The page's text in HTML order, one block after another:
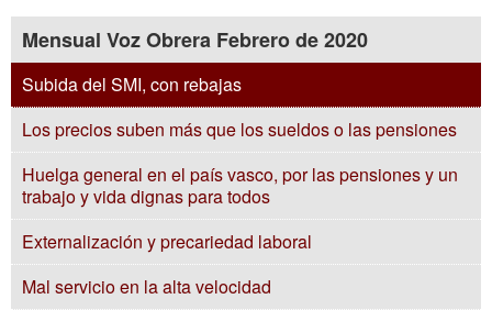
Mensual Voz Obrera Febrero de 2020
Subida del SMI, con rebajas
Los precios suben más que los sueldos o las pensiones
Huelga general en el país vasco, por las pensiones y un
trabajo y vida dignas para todos
Externalización y precariedad laboral
Mal servicio en la alta velocidad